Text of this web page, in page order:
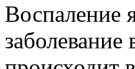
Воспаление
заболевание